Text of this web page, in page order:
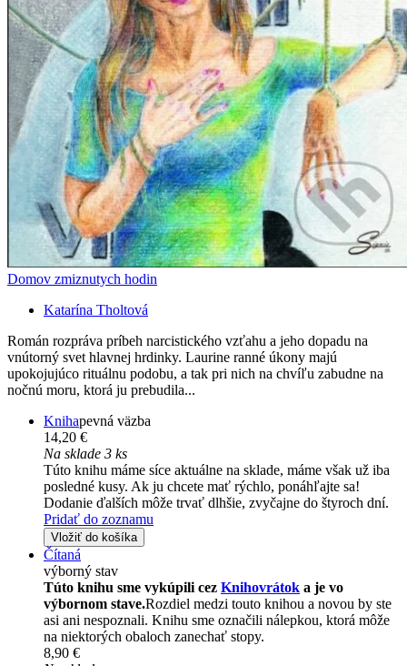
Domov zmiznutych hodin
Katarína Tholtová
Román rozpráva príbeh narcistického vzťahu a jeho dopadu na
vnútorný svet hlavnej hrdinky. Laurine ranné úkony majú
upokojujúco rituálnu podobu, a tak pri nich na chvíľu zabudne na
nočnú moru, ktorá ju prebudila...
Knihapevná väzba
14,20 €
Na sklade 3 ks
Túto knihu máme síce aktuálne na sklade, máme však už iba
posledné kusy. Ak ju chcete mať rýchlo, ponáhľajte sa!
Dodanie ďalších môže trvať dlhšie, zvyčajne do štyroch dní.
Pridať do zoznamu
Vložiť do košíka
Čítaná
výborný stav
Túto knihu sme vykúpili cez Knihovrátok a je vo
výbornom stave.Rozdiel medzi touto knihou a novou by ste
asi ani nespoznali. Knihu sme označili nálepkou, ktorá môže
na niektorých obaloch zanechať stopy.
8,90 €